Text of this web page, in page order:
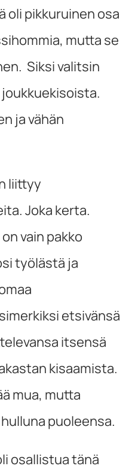
oli pikkuruinen osa
mutta se
Siksi valitsin
ja vähän
liittyy
Joka kerta.
vain pakko
työlästä ja
etsivänsä
itsensä
kisaamista.
mua, mutta
puoleensa.
osallistua tänä